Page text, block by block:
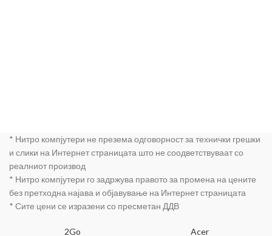
* Нитро компјутери не презема одговорност за технички грешки
и слики на Интернет страницата што не соодветствуваат со
реалниот производ
* Нитро компјутери го задржува правото за промена на цените
без претходна најава и објавување на Интернет страницата
* Сите цени се изразени со пресметан ДДВ
2Go Acer